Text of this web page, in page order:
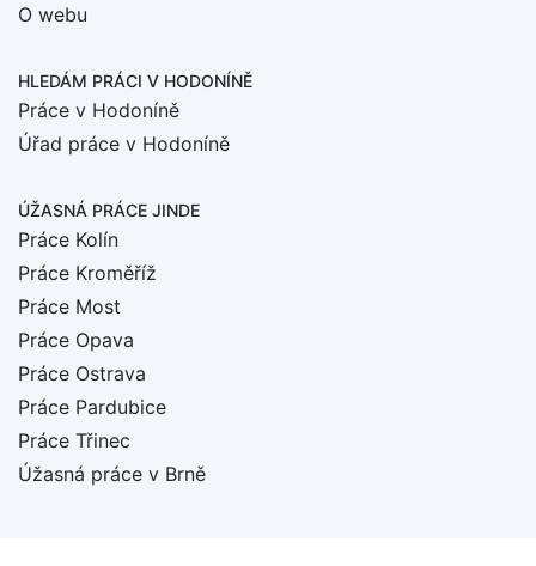
O webu
HLEDÁM PRÁCI V HODONÍNĚ
Práce v Hodoníně
Úřad práce v Hodoníně
ÚŽASNÁ PRÁCE JINDE
Práce Kolín
Práce Kroměříž
Práce Most
Práce Opava
Práce Ostrava
Práce Pardubice
Práce Třinec
Úžasná práce v Brně